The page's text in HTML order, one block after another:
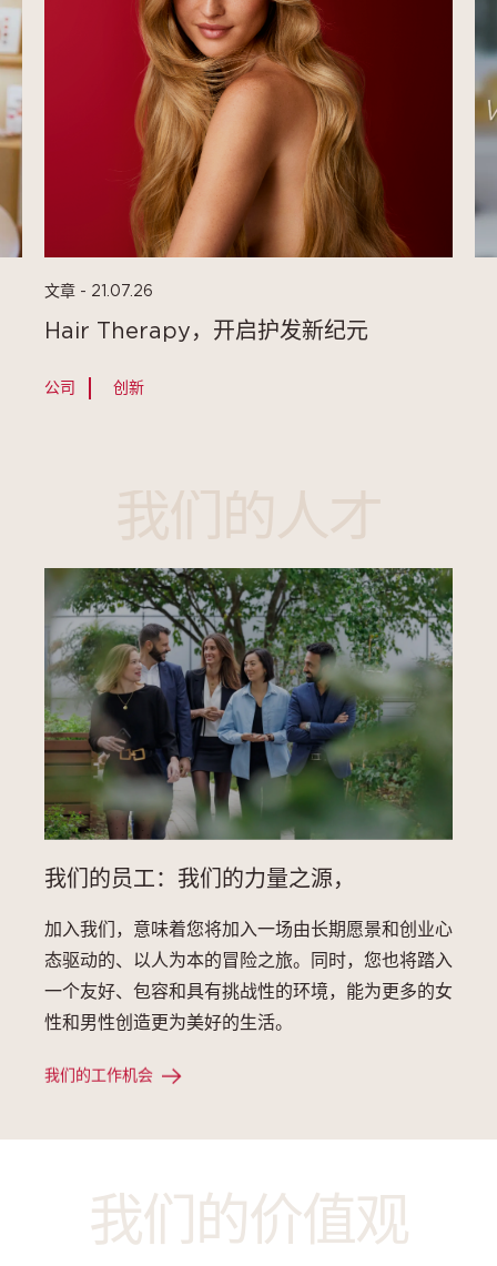
文章 - 21.07.26
Hair Therapy，开启护发新纪元
公司 创新
我们的员工：我们的力量之源，
加入我们，意味着您将加入一场由长期愿景和创业心
态驱动的、以人为本的冒险之旅。同时，您也将踏入
一个友好、包容和具有挑战性的环境，能为更多的女
性和男性创造更为美好的生活。
我们的工作机会
我们的价值观